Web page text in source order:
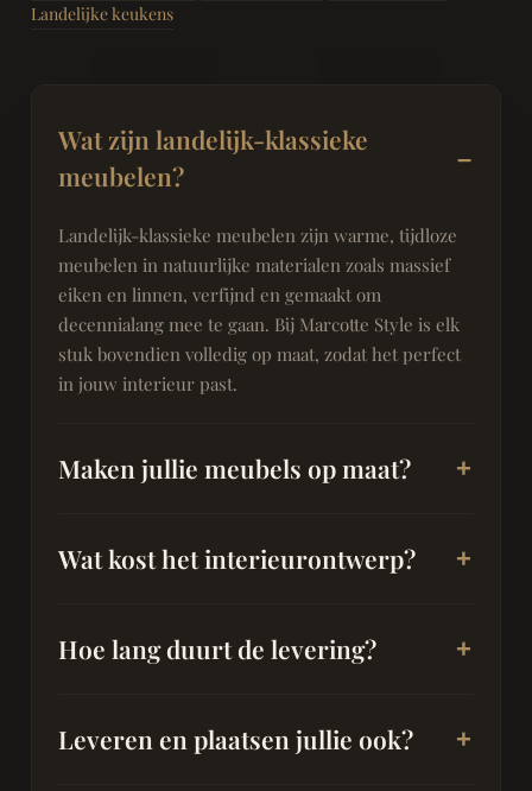
Landelijke keukens
Wat zijn landelijk-klassieke
meubelen?
Landelijk-klassieke meubelen zijn warme, tijdloze
meubelen in natuurlijke materialen zoals massief
eiken en linnen, verfijnd en gemaakt om
decennialang mee te gaan. Bij Marcotte Style is elk
stuk bovendien volledig op maat, zodat het perfect
in jouw interieur past.
Maken jullie meubels op maat?
Wat kost het interieurontwerp?
Hoe lang duurt de levering?
Leveren en plaatsen jullie ook?